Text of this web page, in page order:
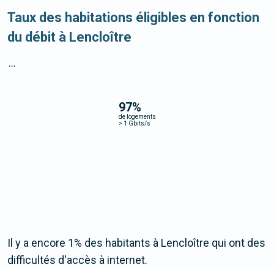
Taux des habitations éligibles en fonction
du débit à Lencloître
97%
de logements
> 1 Gbits/s
...
Il y a encore 1% des habitants à Lencloître qui ont des
difficultés d'accès à internet.